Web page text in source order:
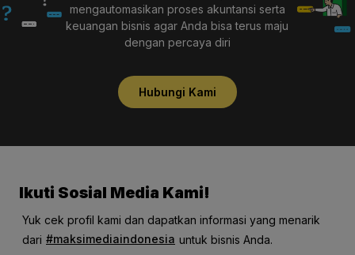
mengautomasikan proses akuntansi serta
keuangan bisnis agar Anda bisa terus maju
dengan percaya diri
Hubungi Kami
Ikuti Sosial Media Kami!
Yuk cek profil kami dan dapatkan informasi yang menarik
dari #maksimediaindonesia untuk bisnis Anda.